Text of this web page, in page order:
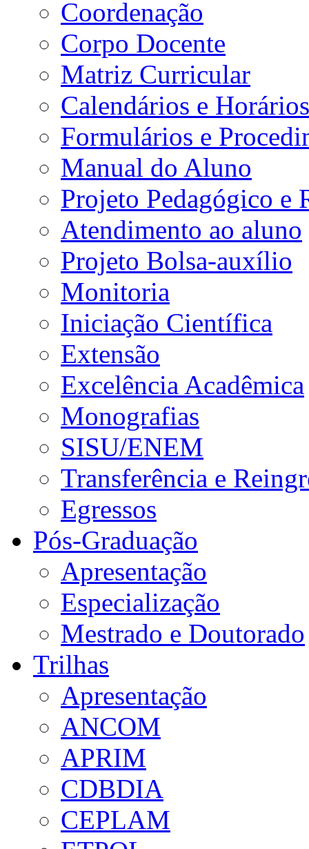
Coordenação
Corpo Docente
Matriz Curricular
Calendários e Horários
Formulários e
Manual do Aluno
Projeto Pedagógico e
Atendimento ao aluno
Projeto Bolsa-auxílio
Monitoria
Iniciação Científica
Extensão
Excelência Acadêmica
Monografias
SISU/ENEM
Transferência e
Egressos
Pós-Graduação
Apresentação
Especialização
Mestrado e Doutorado
Trilhas
Apresentação
ANCOM
APRIM
CDBDIA
CEPLAM